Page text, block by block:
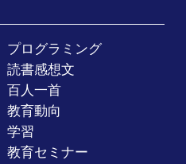
プログラミング
読書感想文
百人一首
教育動向
学習
教育セミナー